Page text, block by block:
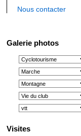
Nous contacter
Galerie photos
Visites